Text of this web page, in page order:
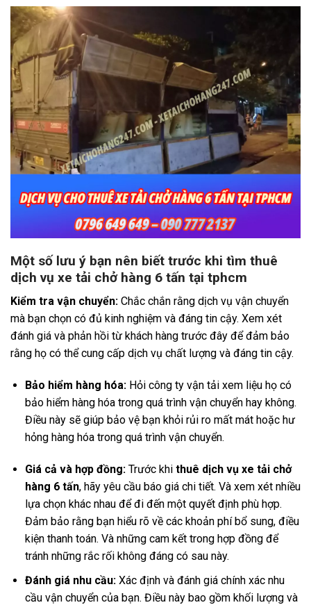
Một số lưu ý bạn nên biết trước khi tìm thuê
dịch vụ xe tải chở hàng 6 tấn tại tphcm
Kiểm tra vận chuyển: Chắc chắn rằng dịch vụ vận chuyển
mà bạn chọn có đủ kinh nghiệm và đáng tin cậy. Xem xét
đánh giá và phản hồi từ khách hàng trước đây để đảm bảo
rằng họ có thể cung cấp dịch vụ chất lượng và đáng tin cậy.
Bảo hiểm hàng hóa:Hỏi công ty vận tải xem liệu họ có
bảo hiểm hàng hóa trong quá trình vận chuyển hay không.
Điều này sẽ giúp bảo vệ bạn khỏi rủi ro mất mát hoặc hư
hỏng hàng hóa trong quá trình vận chuyển.
Giá cả và hợp đồng: Trước khi thuê dịch vụ xe tải chở
hàng 6 tấn, hãy yêu cầu báo giá chi tiết. Và xem xét nhiều
lựa chọn khác nhau để đi đến một quyết định phù hợp.
Đảm bảo rằng bạn hiểu rõ về các khoản phí bổ sung, điều
kiện thanh toán. Và những cam kết trong hợp đồng để
tránh những rắc rối không đáng có sau này.
Đánh giá nhu cầu: Xác định và đánh giá chính xác nhu
cầu vận chuyển của bạn. Điều này bao gồm khối lượng và